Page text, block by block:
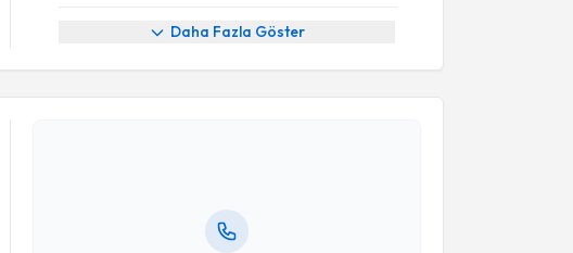
Daha Fazla Göster
Randevu Takvimi Talebi